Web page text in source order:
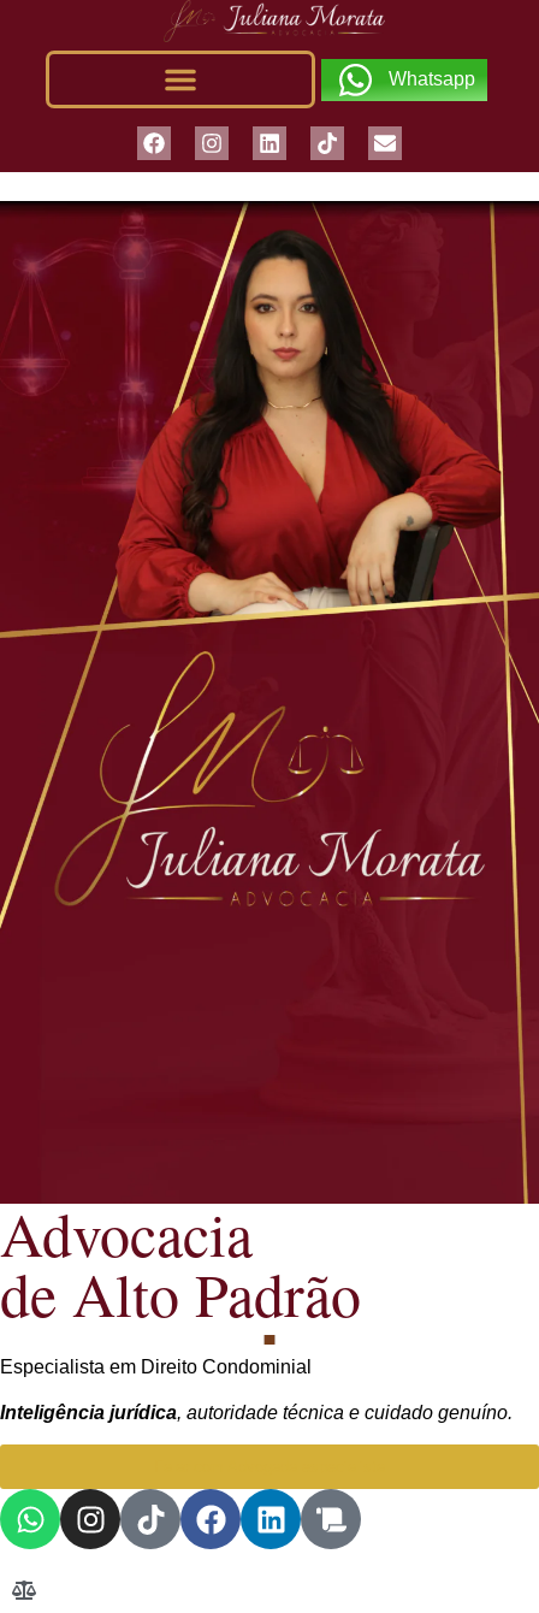
Whatsapp
Advocacia
de Alto Padrão
Especialista em Direito Condominial
Inteligência jurídica, autoridade técnica e cuidado genuíno.